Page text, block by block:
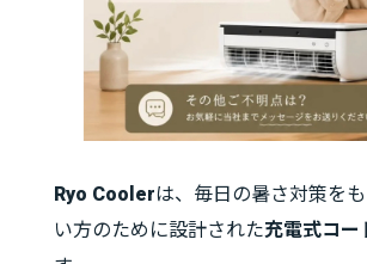
Ryo Coolerは、毎日の暑さ対策を
い方のために設計された充電式コー